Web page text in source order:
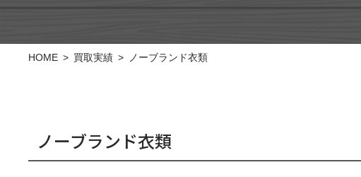
HOME 買取実績 ノーブランド衣類
ノーブランド衣類